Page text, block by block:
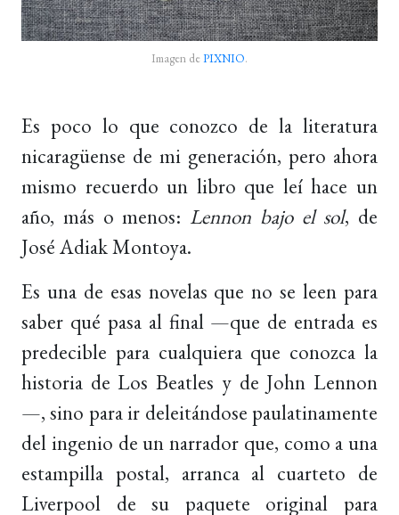
Imagen de PIXNIO.
Es poco lo que conozco de la literatura
nicaragüense de mi generación, pero ahora
mismo recuerdo un libro que leí hace un
año, más o menos: Lennon bajo el sol, de
José Adiak Montoya.
Es una de esas novelas que no se leen para
saber qué pasa al final —que de entrada es
predecible para cualquiera que conozca la
historia de Los Beatles y de John Lennon
—, sino para ir deleitándose paulatinamente
del ingenio de un narrador que, como a una
estampilla postal, arranca al cuarteto de
Liverpool de su paquete original para